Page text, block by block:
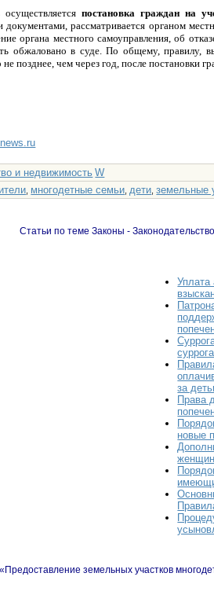
осуществляетсяпостановка граждан на
рассматривается органом
органа местного самоуправления, об
обжаловано в суде. По общему, правилу,
позднее, чем через год, после постановки
и недвижимость W
многодетные семьи дети ,земельные
Статьи по теме Законы -
за
Права
новые
земельных участков